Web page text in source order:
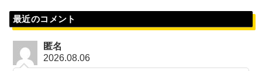
最近のコメント
匿名
2026.08.06